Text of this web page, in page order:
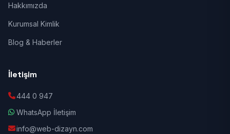
Hakkımızda
Kurumsal Kimlik
Blog & Haberler
İletişim
444 0 947
WhatsApp İletişim
info@web-dizayn.com